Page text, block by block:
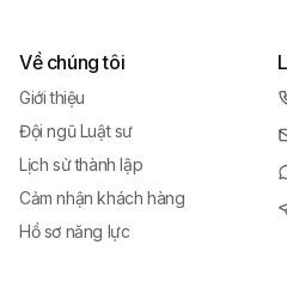
Về chúng tôi
Giới thiệu
Đội ngũ Luật sư
Lịch sử thành lập
Cảm nhận khách hàng
Hồ sơ năng lực